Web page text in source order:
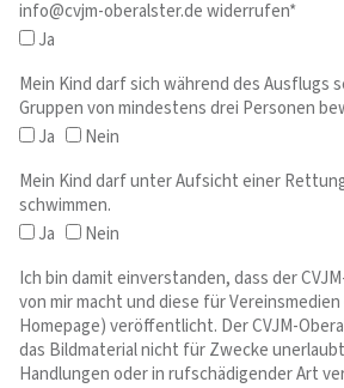
info@cvjm-oberalster.de widerrufen*
Ja
Mein Kind darf sich während des Ausflugs
Gruppen von mindestens drei Personen
Ja
Nein
Mein Kind darf unter Aufsicht einer
schwimmen.
Ja
Nein
Ich bin damit einverstanden, dass der
von mir macht und diese für
Homepage) veröffentlicht. Der CVJM-
das Bildmaterial nicht für Zwecke
Handlungen oder in rufschädigender Art